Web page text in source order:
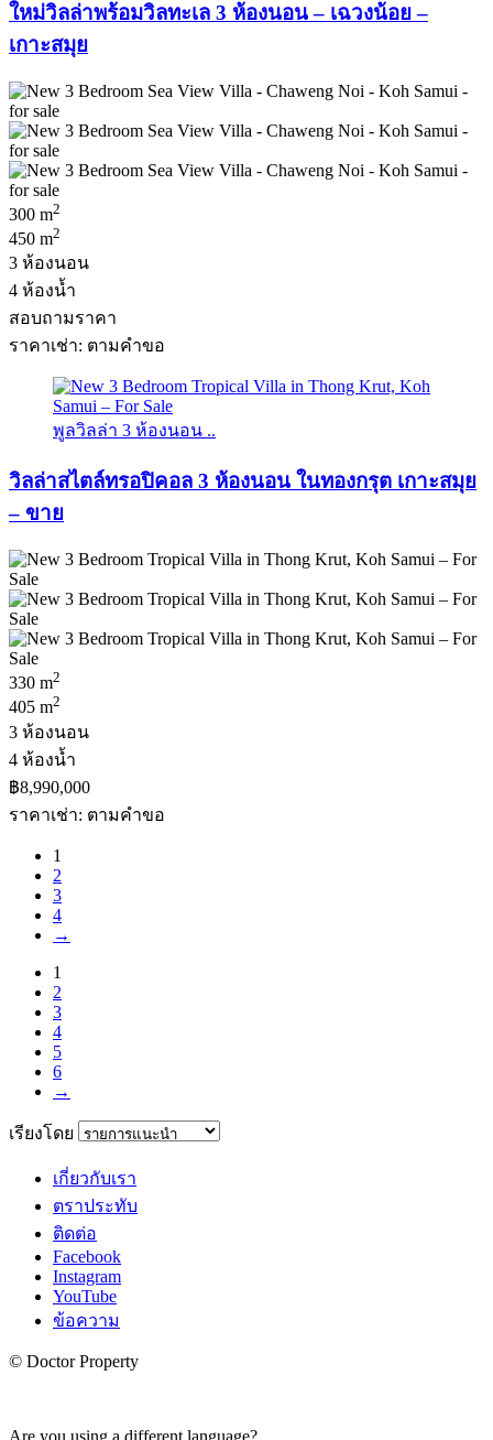
ใหม่วิลล่าพร้อมวิลทะเล 3 ห้องนอน – เฉวงน้อย –
เกาะสมุย
300 m2
450 m2
3 ห้องนอน
4 ห้องน้ำ
สอบถามราคา
ราคาเช่า: ตามคําขอ
พูลวิลล่า 3 ห้องนอน ..
วิลล่าสไตล์ทรอปิคอล 3 ห้องนอน ในทองกรุต เกาะสมุย
– ขาย
330 m2
405 m2
3 ห้องนอน
4 ห้องน้ำ
฿8,990,000
ราคาเช่า: ตามคําขอ
1
2
3
4
→
1
2
3
4
5
6
→
เรียงโดย
เกี่ยวกับเรา
ตราประทับ
ติดต่อ
Facebook
Instagram
YouTube
ข้อความ
© Doctor Property
Are you using a different language?